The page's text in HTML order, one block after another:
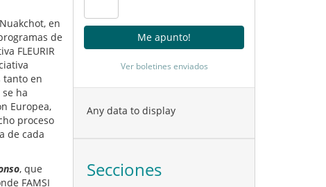
en
de
FLEURIR
tanto en
ha
Europea,
proceso
de cada
, que
FAMSI
Ver boletines enviados
Any data to display
Secciones